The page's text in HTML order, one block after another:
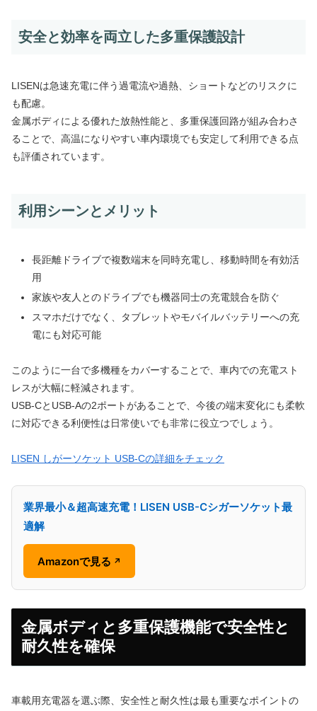
安全と効率を両立した多重保護設計
LISENは急速充電に伴う過電流や過熱、ショートなどのリスクに
も配慮。
金属ボディによる優れた放熱性能と、多重保護回路が組み合わさ
ることで、高温になりやすい車内環境でも安定して利用できる点
も評価されています。
利用シーンとメリット
長距離ドライブで複数端末を同時充電し、移動時間を有効活
用
家族や友人とのドライブでも機器同士の充電競合を防ぐ
スマホだけでなく、タブレットやモバイルバッテリーへの充
電にも対応可能
このように一台で多機種をカバーすることで、車内での充電スト
レスが大幅に軽減されます。
USB-CとUSB-Aの2ポートがあることで、今後の端末変化にも柔軟
に対応できる利便性は日常使いでも非常に役立つでしょう。
LISEN しがーソケット USB-Cの詳細をチェック
業界最小＆超高速充電！LISEN USB-Cシガーソケット最
適解
Amazonで見る ↗
金属ボディと多重保護機能で安全性と
耐久性を確保
車載用充電器を選ぶ際、安全性と耐久性は最も重要なポイントの